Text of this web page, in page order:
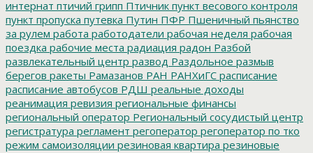
интернат птичий грипп Птичник пункт весового контроля
пункт пропуска путевка Путин ПФР Пшеничный пьянство
за рулем работа работодатели рабочая неделя рабочая
поездка рабочие места радиация радон Разбой
развлекательный центр развод Раздольное размыв
берегов ракеты Рамазанов РАН РАНХиГС расписание
расписание автобусов РДШ реальные доходы
реанимация ревизия региональные финансы
региональный оператор Региональный сосудистый центр
регистратура регламент регоператор регоператор по тко
режим самоизоляции резиновая квартира резиновые